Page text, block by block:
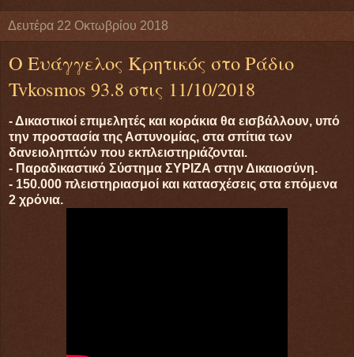
Δευτέρα 22 Οκτωβρίου 2018
Ο Ευάγγελος Κρητικός στο Ράδιο
Tvkosmos 93.8 στις 11/10/2018
- Δικαστικοί επιμελητές και κοράκια θα εισβάλλουν, υπό
την προστασία της Αστυνομίας, στα σπίτια των
δανειοληπτών που εκπλειστηριάζονται.
- Παραδικαστικό Σύστημα ΣΥΡΙΖΑ στην Δικαιοσύνη.
- 150.000 πλειστηριασμοί και κατασχέσεις στα επόμενα
2 χρόνια.